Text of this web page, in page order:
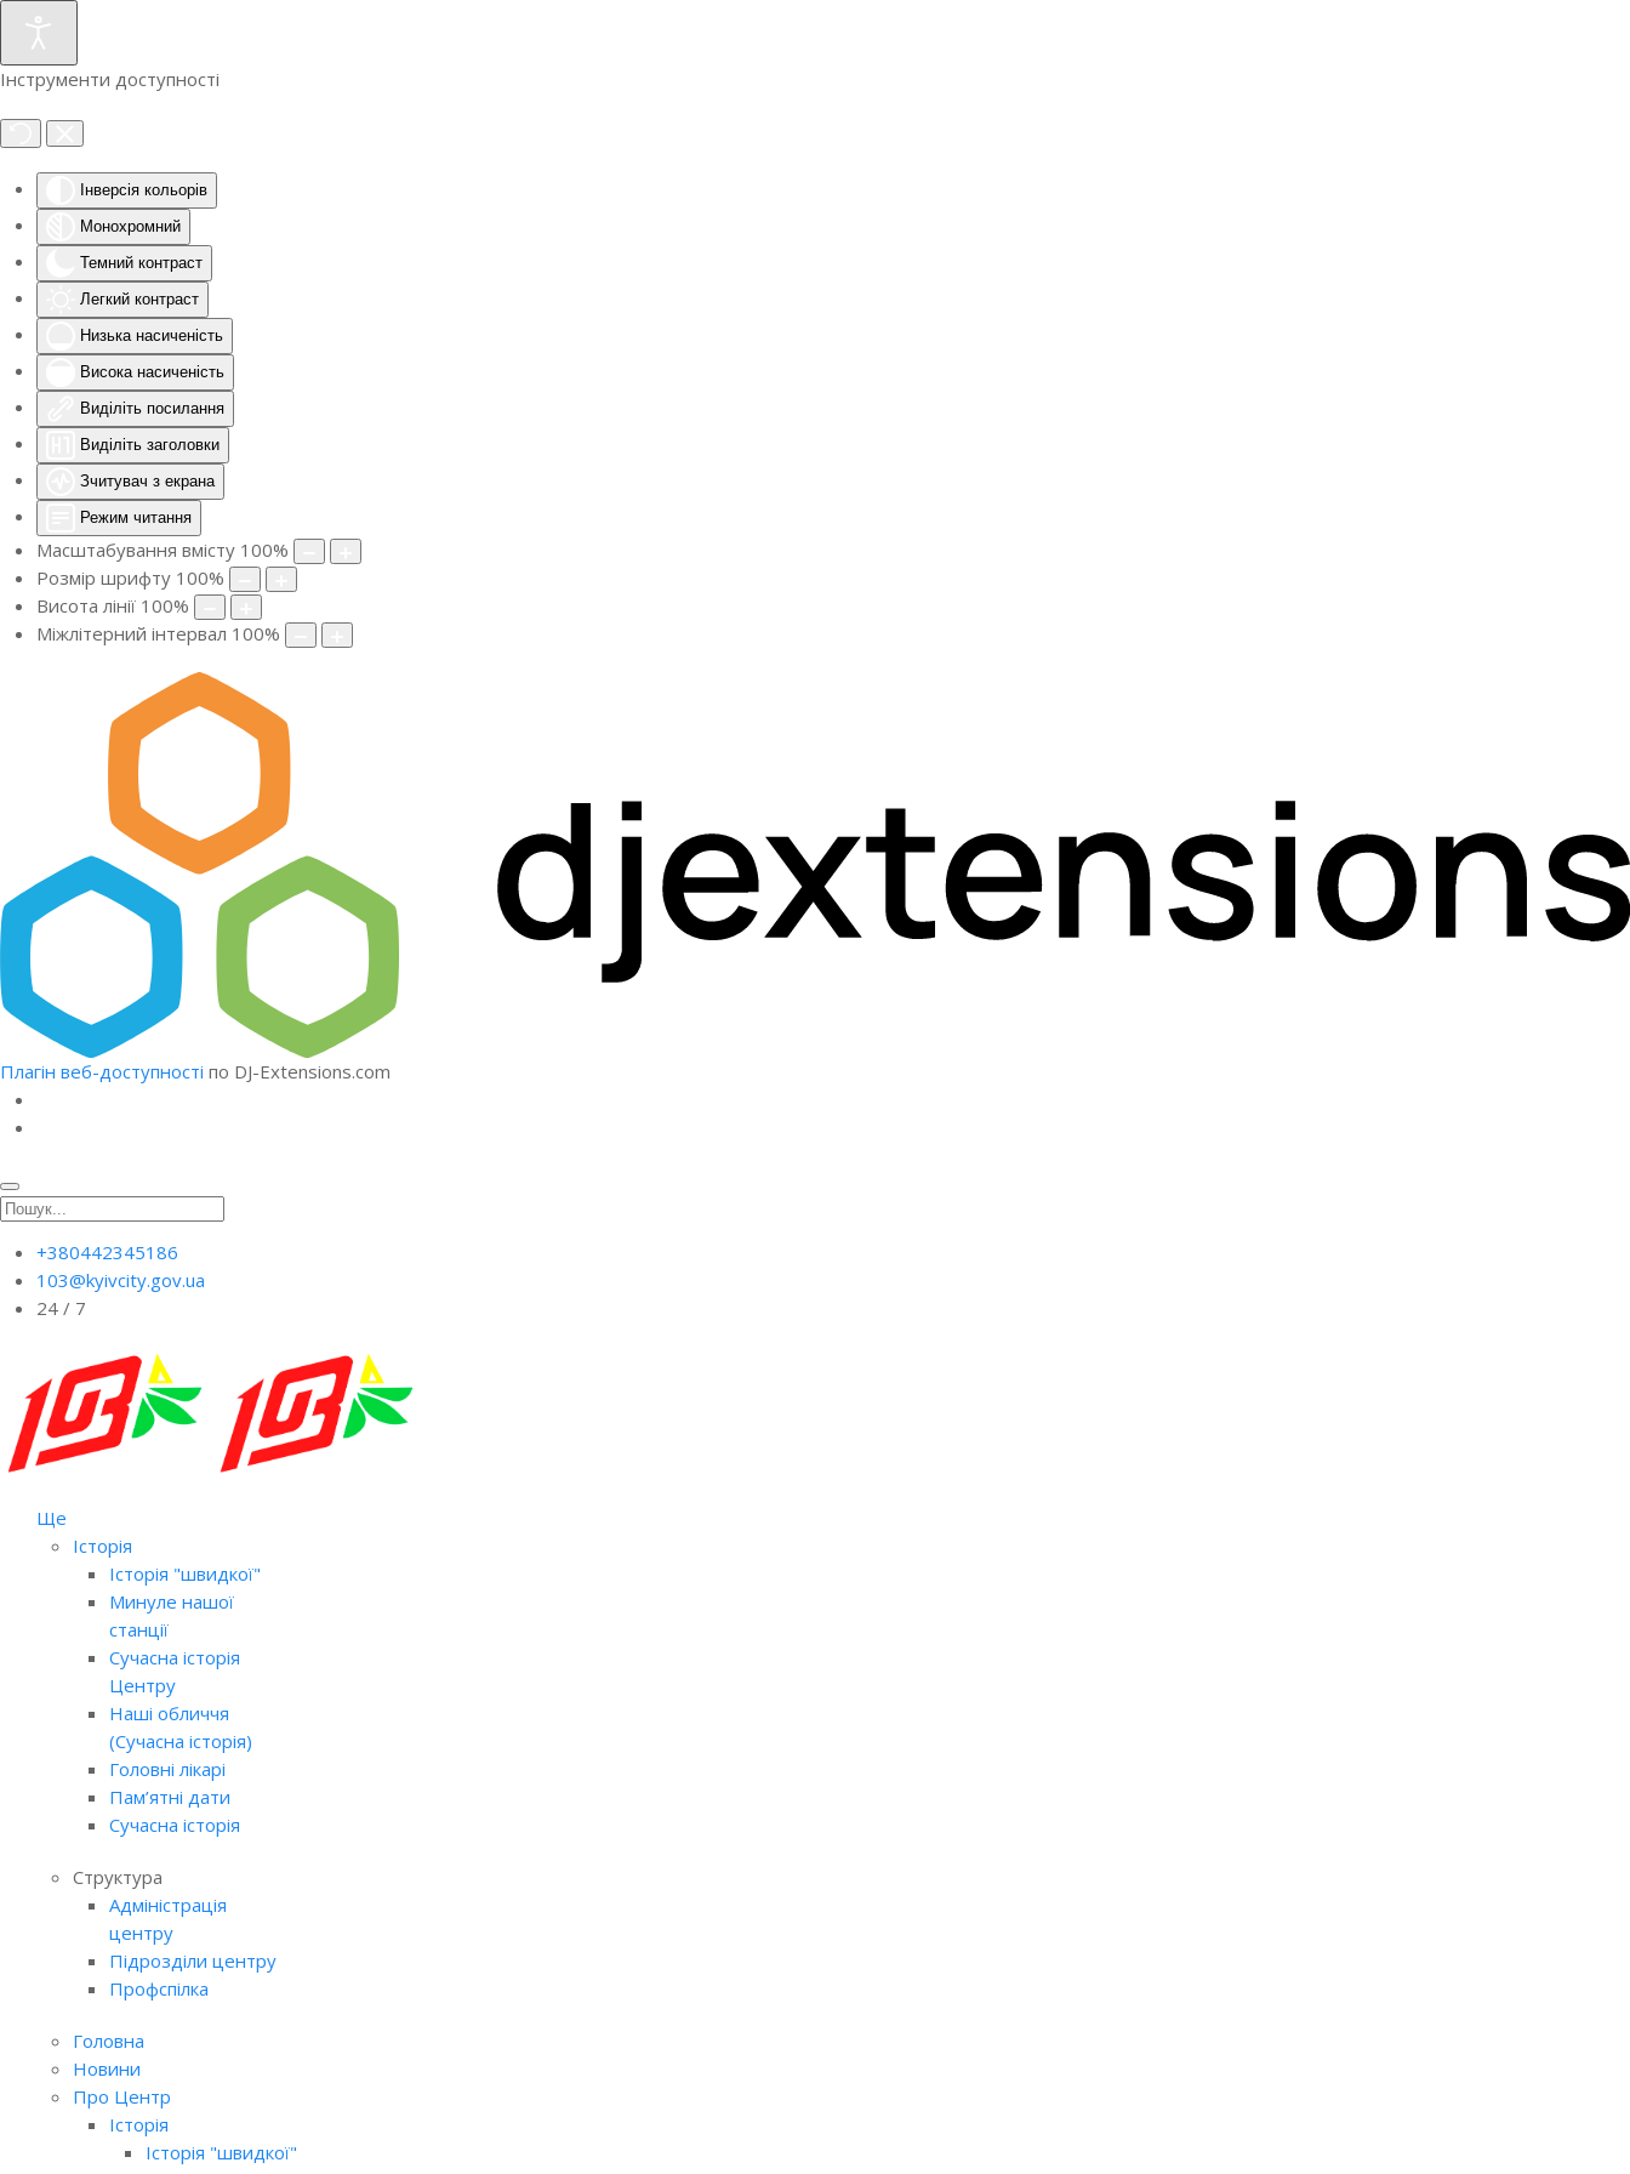
Інструменти доступності
Інверсія кольорів
Монохромний
Темний контраст
Легкий контраст
Низька насиченість
Висока насиченість
Виділіть посилання
Виділіть заголовки
Зчитувач з екрана
Режим читання
Масштабування вмісту 100%
Розмір шрифту 100%
Висота лінії 100%
Міжлітерний інтервал 100%
Плагін веб-доступності по DJ-Extensions.com
+380442345186
103@kyivcity.gov.ua
24 / 7
Ще
Історія
Історія "швидкої"
Минуле нашої
станції
Сучасна історія
Центру
Наші обличчя
(Сучасна історія)
Головні лікарі
Пам’ятні дати
Сучасна історія
Структура
Адміністрація
центру
Підрозділи центру
Профспілка
Головна
Новини
Про Центр
Історія
Історія "швидкої"